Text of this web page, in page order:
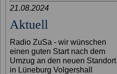
21.08.2024
Aktuell
Radio ZuSa - wir wünschen
einen guten Start nach dem
Umzug an den neuen Standort
in Lüneburg Volgershall